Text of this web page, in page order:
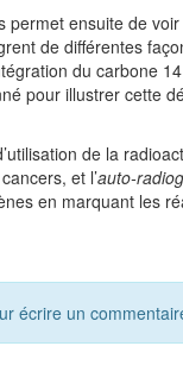
permet ensuite de
de différentes
du carbone
pour illustrer cette
de la
et l’auto-
en marquant les
écrire un